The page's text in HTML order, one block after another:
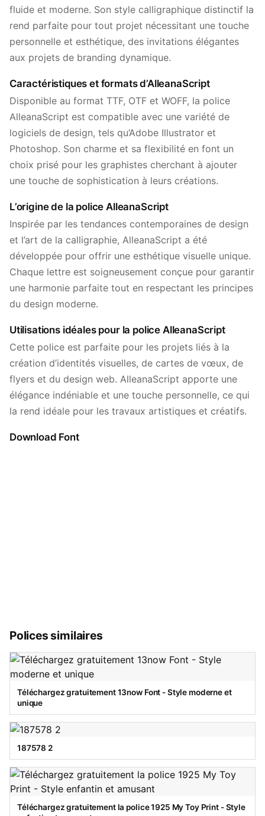
fluide et moderne. Son style calligraphique distinctif la
rend parfaite pour tout projet nécessitant une touche
personnelle et esthétique, des invitations élégantes
aux projets de branding dynamique.
Caractéristiques et formats d’AlleanaScript
Disponible au format TTF, OTF et WOFF, la police
AlleanaScript est compatible avec une variété de
logiciels de design, tels qu’Adobe Illustrator et
Photoshop. Son charme et sa flexibilité en font un
choix prisé pour les graphistes cherchant à ajouter
une touche de sophistication à leurs créations.
L’origine de la police AlleanaScript
Inspirée par les tendances contemporaines de design
et l’art de la calligraphie, AlleanaScript a été
développée pour offrir une esthétique visuelle unique.
Chaque lettre est soigneusement conçue pour garantir
une harmonie parfaite tout en respectant les principes
du design moderne.
Utilisations idéales pour la police AlleanaScript
Cette police est parfaite pour les projets liés à la
création d’identités visuelles, de cartes de vœux, de
flyers et du design web. AlleanaScript apporte une
élégance indéniable et une touche personnelle, ce qui
la rend idéale pour les travaux artistiques et créatifs.
Download Font
Polices similaires
Téléchargez gratuitement 13now Font - Style moderne et
unique
187578 2
Téléchargez gratuitement la police 1925 My Toy Print - Style